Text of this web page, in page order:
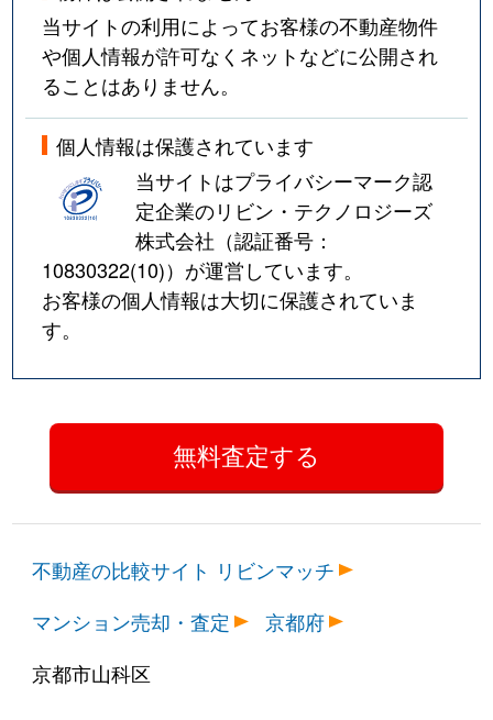
当サイトの利用によってお客様の不動産物件
や個人情報が許可なくネットなどに公開され
ることはありません。
個人情報は保護されています
当サイトはプライバシーマーク認
定企業のリビン・テクノロジーズ
株式会社（認証番号：
10830322(10)）が運営しています。
お客様の個人情報は大切に保護されていま
す。
不動産の比較サイト リビンマッチ
マンション売却・査定
京都府
京都市山科区